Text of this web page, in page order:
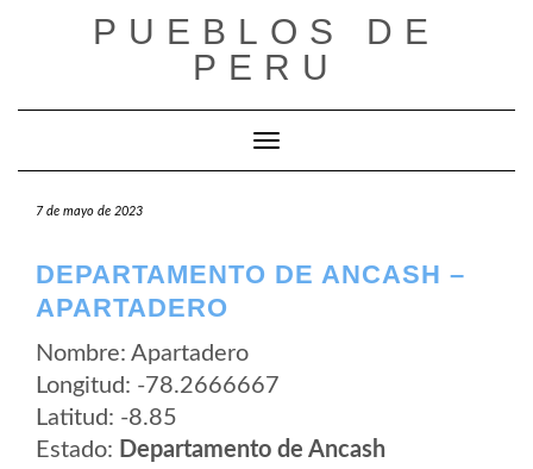
PUEBLOS DE
PERU
Cambiar modo de navegación
7 de mayo de 2023
DEPARTAMENTO DE ANCASH –
APARTADERO
Nombre: Apartadero
Longitud: -78.2666667
Latitud: -8.85
Estado: Departamento de Ancash